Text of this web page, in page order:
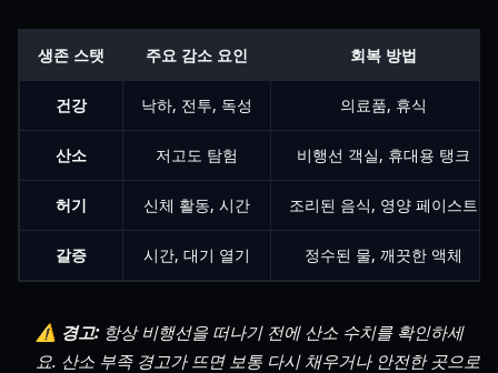
생존 스탯 주요 감소 요인 회복 방법
건강 낙하, 전투, 독성 의료품, 휴식
산소 저고도 탐험 비행선 객실, 휴대용 탱크
허기 신체 활동, 시간 조리된 음식, 영양 페이스트
갈증 시간, 대기 열기 정수된 물, 깨끗한 액체
⚠️ 경고:항상 비행선을 떠나기 전에 산소 수치를 확인하세
요. 산소 부족 경고가 뜨면 보통 다시 채우거나 안전한 곳으로